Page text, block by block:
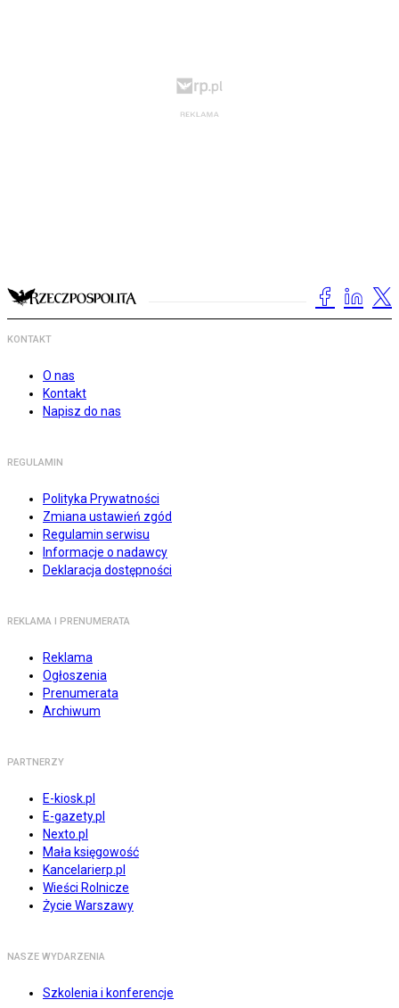
KONTAKT
O nas
Kontakt
Napisz do nas
REGULAMIN
Polityka Prywatności
Zmiana ustawień zgód
Regulamin serwisu
Informacje o nadawcy
Deklaracja dostępności
REKLAMA I PRENUMERATA
Reklama
Ogłoszenia
Prenumerata
Archiwum
PARTNERZY
E-kiosk.pl
E-gazety.pl
Nexto.pl
Mała księgowość
Kancelarierp.pl
Wieści Rolnicze
Życie Warszawy
NASZE WYDARZENIA
Szkolenia i konferencje